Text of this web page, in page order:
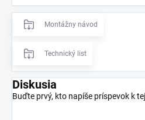
Montážny návod
Technický list
Diskusia
Buďte prvý, kto napíše príspevok k